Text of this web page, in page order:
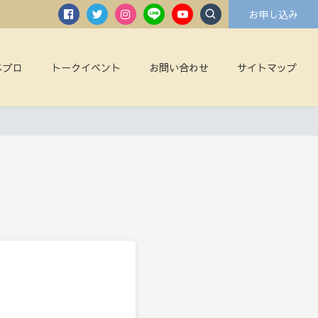
お申し込み
ロ トークイベント お問い合わせ サイトマップ